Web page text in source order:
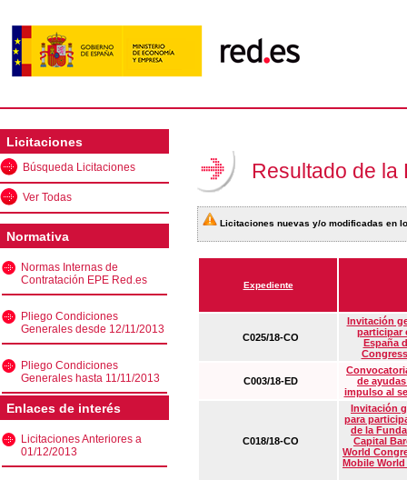
Licitaciones
Búsqueda Licitaciones
Ver Todas
Normativa
Normas Internas de
Contratación EPE Red.es
Pliego Condiciones
Generales desde 12/11/2013
Pliego Condiciones
Generales hasta 11/11/2013
Enlaces de interés
Licitaciones Anteriores a
01/12/2013
Resultado de la
Licitaciones nuevas y/o modificadas en
Expediente
C025/18-CO
Invitación
participar
España
C003/18-ED
de
impulso al
C018/18-CO
Invitación
para
de la
Capital
World
Mobile